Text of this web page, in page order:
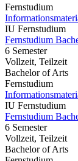
Fernstudium
IU Fernstudium
Fernstudium
6 Semester
Vollzeit, Teilzeit
Bachelor of Arts
Fernstudium
IU Fernstudium
Fernstudium
6 Semester
Vollzeit, Teilzeit
Bachelor of Arts